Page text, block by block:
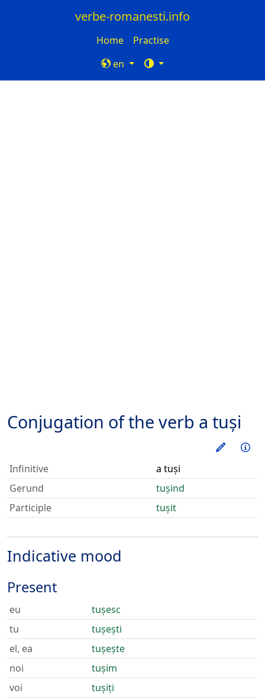
verbe-romanesti.info
Home
Practise
en
Conjugation of the verb a tuși
Train
Infinitive
a tuși
Gerund
tușind
Participle
tușit
Indicative mood
Present
eu
tușesc
tu
tușești
el, ea
tușește
noi
tușim
voi
tușiți